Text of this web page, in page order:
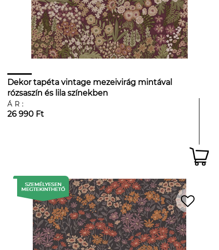
Dekor tapéta vintage mezeivirág mintával
rózsaszín és lila színekben
ÁR:
26 990 Ft